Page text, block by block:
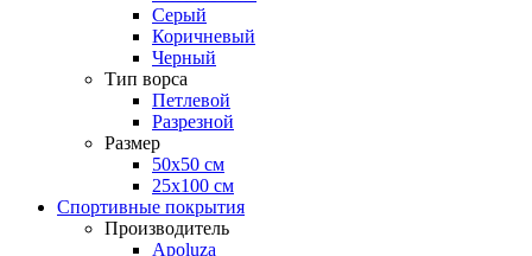
Серый
Коричневый
Черный
Тип ворса
Петлевой
Разрезной
Размер
50х50 см
25х100 см
Спортивные покрытия
Производитель
Apoluza